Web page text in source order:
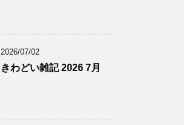
2026/07/02
きわどい雑記 2026 7月